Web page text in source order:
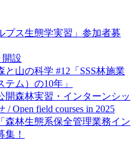
プス生態学実習」参加者募
開設
山の科学 #12「SSS林施業
テム）の10年」
開森林実習・インターンシッ
Open field courses in 2025
森林生態系保全管理業務イン
集！